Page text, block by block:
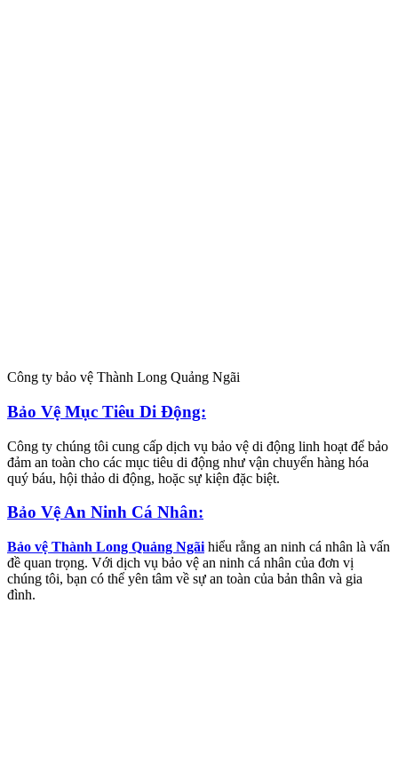
Công ty bảo vệ Thành Long Quảng Ngãi
Bảo Vệ Mục Tiêu Di Động:
Công ty chúng tôi cung cấp dịch vụ bảo vệ di động linh hoạt để bảo
đảm an toàn cho các mục tiêu di động như vận chuyển hàng hóa
quý báu, hội thảo di động, hoặc sự kiện đặc biệt.
Bảo Vệ An Ninh Cá Nhân:
Bảo vệ Thành Long Quảng Ngãi hiểu rằng an ninh cá nhân là vấn
đề quan trọng. Với dịch vụ bảo vệ an ninh cá nhân của đơn vị
chúng tôi, bạn có thể yên tâm về sự an toàn của bản thân và gia
đình.